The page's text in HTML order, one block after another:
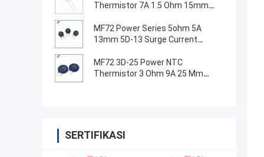
Thermistor 7A 1.5 Ohm 15mm
MF72 Power Series 5ohm 5A
13mm 5D-13 Surge Current
Untuk Peralatan Pasokan Listrik
MF72 3D-25 Power NTC
Thermistor 3 Ohm 9A 25 Mm
SERTIFIKASI